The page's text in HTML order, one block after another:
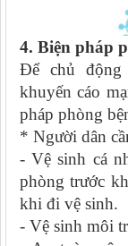
4. Biện pháp
Để chủ
khuyến cáo
pháp phòng
* Người dân
- Vệ sinh cá
phòng trước
khi đi vệ sinh.
- Vệ sinh môi